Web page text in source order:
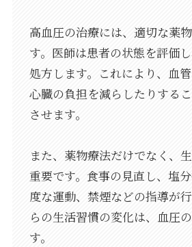
高血圧の治療には、適切な薬
す。医師は患者の状態を評価
処方します。これにより、血管
心臓の負担を減らしたりする
させます。
また、薬物療法だけでなく、
重要です。食事の見直し、塩
度な運動、禁煙などの指導が
らの生活習慣の変化は、血圧
す。